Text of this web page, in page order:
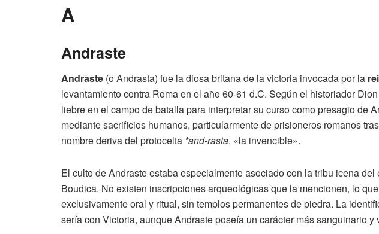
A
Andraste
Andraste (o Andrasta) fue la diosa britana de la victoria invocada por la
levantamiento contra Roma en el año 60-61 d.C. Según el historiador
liebre en el campo de batalla para interpretar su curso como presagio de
mediante sacrificios humanos, particularmente de prisioneros romanos
nombre deriva del protocelta *and-rasta, «la invencible».
El culto de Andraste estaba especialmente asociado con la tribu icena
Boudica. No existen inscripciones arqueológicas que la mencionen, lo
exclusivamente oral y ritual, sin templos permanentes de piedra. La
sería con Victoria, aunque Andraste poseía un carácter más sanguinario y